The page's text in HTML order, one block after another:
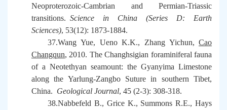
Neoproterozoic-Cambrian and Permian-Triassic
transitions. Science in China (Series D: Earth
Sciences), 53(12): 1873-1884.
37.Wang Yue, Ueno K.K., Zhang Yichun, Cao
Changqun, 2010. The Changhsigian foraminiferal fauna
of a Neotethyan seamount: the Gyanyima Limestone
along the Yarlung-Zangbo Suture in southern Tibet,
China. Geological Journal, 45 (2-3): 308-318.
38.Nabbefeld B., Grice K., Summons R.E., Hays